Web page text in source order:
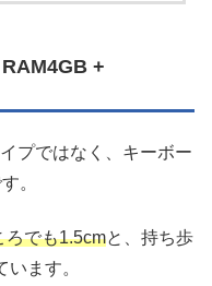
+
プではなく、キーボー
。
ろでも1.5cmと、持ち歩
ます。